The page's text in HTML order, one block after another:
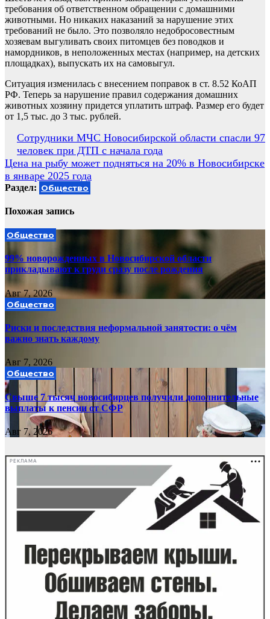
требования об ответственном обращении с домашними
животными. Но никаких наказаний за нарушение этих
требований не было. Это позволяло недобросовестным
хозяевам выгуливать своих питомцев без поводков и
намордников, в неположенных местах (например, на детских
площадках), выпускать их на самовыгул.
Ситуация изменилась с внесением поправок в ст. 8.52 КоАП
РФ. Теперь за нарушение правил содержания домашних
животных хозяину придется уплатить штраф. Размер его будет
от 1,5 тыс. до 3 тыс. рублей.
Навигация
по
записям
Сотрудники МЧС Новосибирской области спасли 97
человек при ДТП с начала года
Цена на рыбу может подняться на 20% в Новосибирске
в январе 2025 года
Раздел: Общество
Похожая запись
Общество
99% новорожденных в Новосибирской области
прикладывают к груди сразу после рождения
Авг 7, 2026
Общество
Риски и последствия неформальной занятости: о чём
важно знать каждому
Авг 7, 2026
Общество
Свыше 7 тысяч новосибирцев получили дополнительные
выплаты к пенсии от СФР
Авг 7, 2026
РЕКЛАМА